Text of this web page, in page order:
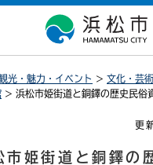
光・魅力・イベント > 文化・芸術
> 浜松市姫街道と銅鐸の歴史民俗
更
市姫街道と銅鐸の